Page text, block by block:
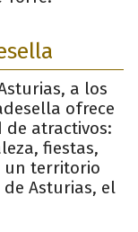
a los
ofrece
atractivos:
fiestas,
un territorio
Asturias, el